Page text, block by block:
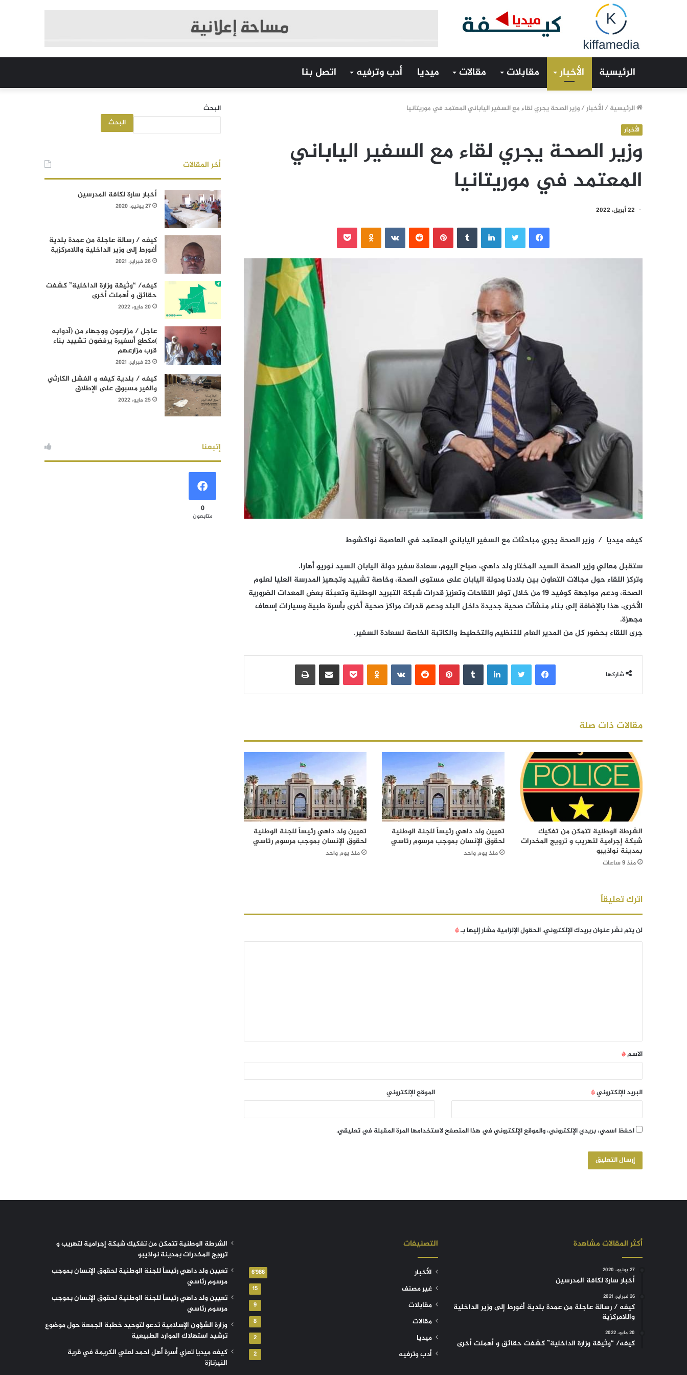
الرئيسية الأخبار مقابلات مقالات ميديا أدب وترفيه اتصل بنا
الرئيسية /الأخبار/وزير الصحة يجري لقاء مع السفير الياباني المعتمد في موريتانيا
الأخبار
وزير الصحة يجري لقاء مع السفير الياباني
المعتمد في موريتانيا
22 أبريل، 2022
فيسبوك لينكدإن بينتيريست
كيفه ميديا / وزير الصحة يجري مباحثات مع السفير الياباني المعتمد في العاصمة نواكشوط
ستقبل معالي وزير الصحة السيد المختار ولد داهي، صباح اليوم، سعادة سفير دولة اليابان السيد نوريو أهارا.
وتركز اللقاء حول مجالات التعاون بين بلادنا ودولة اليابان على مستوى الصحة، وخاصة تشييد وتجهيز المدرسة العليا لعلوم
الصحة، ودعم مواجهة كوفيد 19 من خلال توفر اللقاحات وتعزيز قدرات شبكة التبريد الوطنية وتعبئة بعض المعدات الضرورية
الأخرى، هذا بالإضافة إلى بناء منشآت صحية جديدة داخل البلد ودعم قدرات مراكز صحية أخرى بأسرة طبية وسيارات إسعاف
مجهزة.
جرى اللقاء بحضور كل من المدير العام للتنظيم والتخطيط والكاتبة الخاصة لسعادة السفير.
شاركها
فيسبوك لينكدإن بينتيريست بوكيت مشاركة عبر البريد
مقالات ذات صلة
الشرطة الوطنية تتمكن من تفكيك
شبكة إجرامية لتهريب و ترويج المخدرات
بمدينة نواذيبو
منذ 9 ساعات
تعيين ولد داهي رئيساً للجنة الوطنية
لحقوق الإنسان بموجب مرسوم رئاسي
منذ يوم واحد
تعيين ولد داهي رئيساً للجنة الوطنية
لحقوق الإنسان بموجب مرسوم رئاسي
منذ يوم واحد
اترك تعليقاً
لن يتم نشر عنوان بريدك الإلكتروني.الحقول الإلزامية مشار إليها بـ*
الاسم*
البريد الإلكتروني* الموقع الإلكتروني
احفظ اسمي، بريدي الإلكتروني، والموقع الإلكتروني في هذا المتصفح لاستخدامها المرة المقبلة في تعليقي.
البحث
البحث
أخر المقالات
أخبار سارة لكافة المدرسين
27 يونيو، 2020
كيفه / رسالة عاجلة من عمدة بلدية
أغورط إلى وزير الداخلية واللامركزية
26 فبراير، 2021
كيفه/ “وثيقة وزارة الداخلية” كشفت
حقائق و أهملت أخرى
20 مايو، 2022
عاجل / مزارعون ووجهاء من (آدوابه
)مكطع أسفيرة يرفضون تشييد بناء
قرب مزارعهم
23 فبراير، 2021
كيفه / بلدية كيفه و الفشل الكارثي
والغير مسبوق على الإطلاق
25 مايو، 2022
إتبعنا
0
متابعون
أكثر المقالات مشاهدة
27 يونيو، 2020
أخبار سارة لكافة المدرسين
26 فبراير، 2021
كيفه / رسالة عاجلة من عمدة بلدية أغورط إلى وزير الداخلية
واللامركزية
20 مايو، 2022
كيفه/ “وثيقة وزارة الداخلية” كشفت حقائق و أهملت أخرى
التصنيفات
الأخبار 6٬986
غير مصنف 15
مقابلات 9
مقالات 8
ميديا 2
أدب وترفيه 2
الشرطة الوطنية تتمكن من تفكيك شبكة إجرامية لتهريب و
ترويج المخدرات بمدينة نواذيبو
تعيين ولد داهي رئيساً للجنة الوطنية لحقوق الإنسان بموجب
مرسوم رئاسي
تعيين ولد داهي رئيساً للجنة الوطنية لحقوق الإنسان بموجب
مرسوم رئاسي
وزارة الشؤون الإسلامية تدعو لتوحيد خطبة الجمعة حول موضوع
ترشيد استهلاك الموارد الطبيعية
كيفه ميديا تعزي أسرة أهل احمد لعلي الكريمة في قرية
النيزنازة